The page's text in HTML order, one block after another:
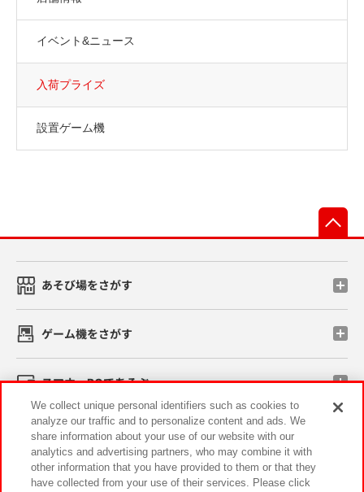
イベント&ニュース
入荷プライズ
設置ゲーム機
あそび場をさがす
ゲーム機をさがす
スマホ・PCであそぶ
イベント・キャンペーン
We collect unique personal identifiers such as cookies to
analyze our traffic and to personalize content and ads. We
share information about your use of our website with our
analytics and advertising partners, who may combine it with
other information that you have provided to them or that they
have collected from your use of their services. Please click